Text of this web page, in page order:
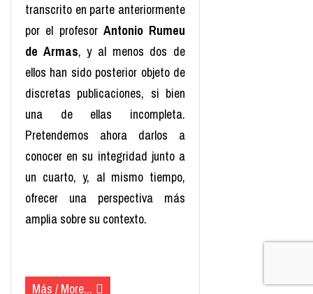
transcrito en parte anteriormente
por el profesor Antonio Rumeu
de Armas, y al menos dos de
ellos han sido posterior objeto de
discretas publicaciones, si bien
una de ellas incompleta.
Pretendemos ahora darlos a
conocer en su integridad junto a
un cuarto, y, al mismo tiempo,
ofrecer una perspectiva más
amplia sobre su contexto.
Más / More...